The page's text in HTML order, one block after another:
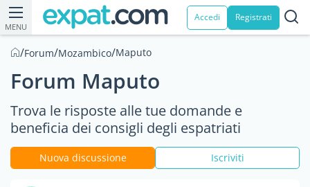
MENU
Accedi Registrati
/Forum/Mozambico/Maputo
Forum Maputo
Trova le risposte alle tue domande e
beneficia dei consigli degli espatriati
Nuova discussione Iscriviti